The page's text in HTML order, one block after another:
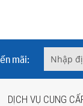
mãi:
DỊCH VỤ CUNG